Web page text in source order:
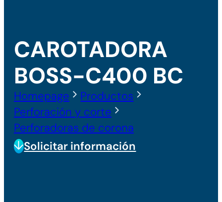
CAROTADORA
BOSS-C400 BC
Homepage
Productos
Perforación y corte
Perforadoras de corona
Solicitar información